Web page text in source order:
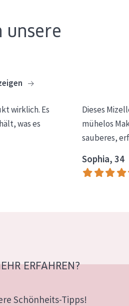
Haut
Haut
unsere
wirklich. Es
was es
Dieses
mühelos
sauberes,
Sophia, 34
ERFAHREN?
Schönheits-Tipps!